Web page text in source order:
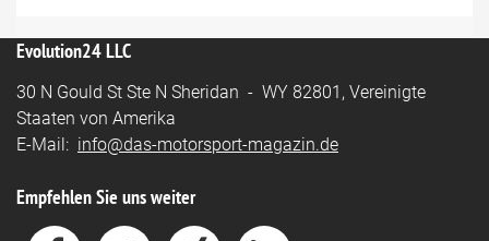
Evolution24 LLC
30 N Gould St Ste N Sheridan - WY 82801, Vereinigte
Staaten von Amerika
E-Mail: info@das-motorsport-magazin.de
Empfehlen Sie uns weiter